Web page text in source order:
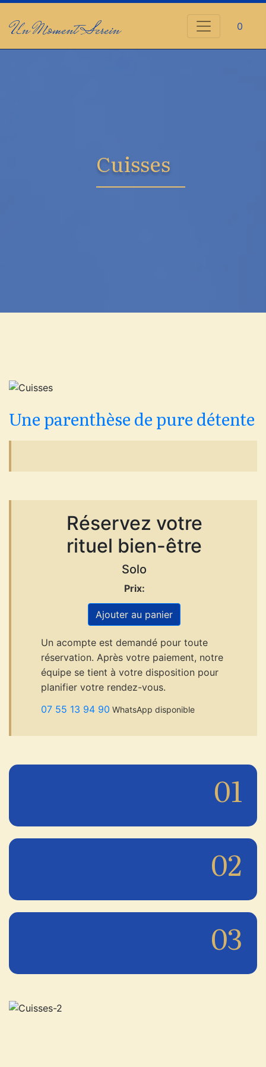
Un Moment Serein 0
Cuisses
Une parenthèse de pure détente
Réservez votre
rituel bien-être
Solo
Prix:
Ajouter au panier
Un acompte est demandé pour toute
réservation. Après votre paiement, notre
équipe se tient à votre disposition pour
planifier votre rendez-vous.
07 55 13 94 90 WhatsApp disponible
01
02
03